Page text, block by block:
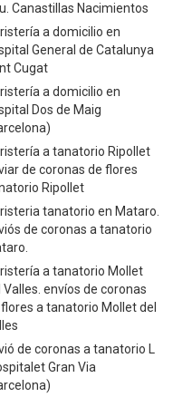
Canastillas Nacimientos
a domicilio en
General de Catalunya
Cugat
a domicilio en
Dos de Maig
a tanatorio Ripollet
de coronas de flores
Ripollet
tanatorio en Mataro.
de coronas a tanatorio
a tanatorio Mollet
Valles. envíos de coronas
a tanatorio Mollet del
de coronas a tanatorio L
Gran Via